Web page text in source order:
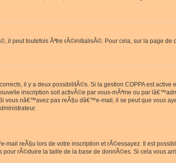
il peut toutefois Ãªtre rÃ©initialisÃ©. Pour cela, sur la page de
il y a deux possibilitÃ©s. Si la gestion COPPA est
inscription soit activÃ©e par vous-mÃªme ou par
vous nâ€™avez pas reÃ§u dâ€™e-mail, il se peut que vous
reÃ§u lors de votre inscription et rÃ©essayez. Il est
rÃ©duire la taille de la base de donnÃ©es. Si cela vous